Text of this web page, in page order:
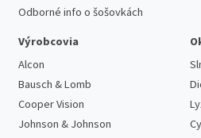
Odborné info o šošovkách
Výrobcovia
Alcon
Bausch & Lomb
Cooper Vision
Johnson & Johnson